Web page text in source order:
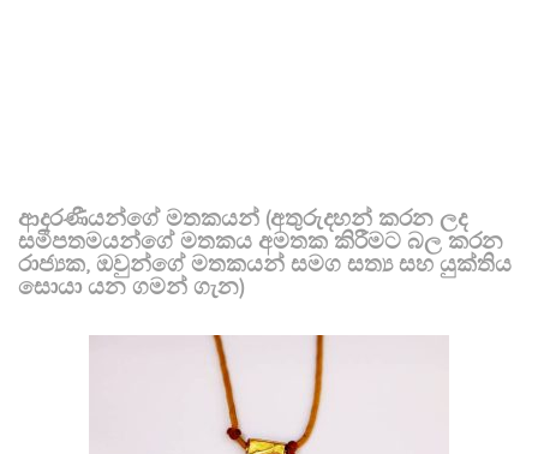
ආදරණීයන්ගේ මතකයන් (අතුරුදහන් කරන ලද
සමීපතමයන්ගේ මතකය අමතක කිරීමට බල කරන
රාජ්‍යක, ඔවුන්ගේ මතකයන් සමග සත්‍ය සහ යුක්තිය
සොයා යන ගමන් ගැන)